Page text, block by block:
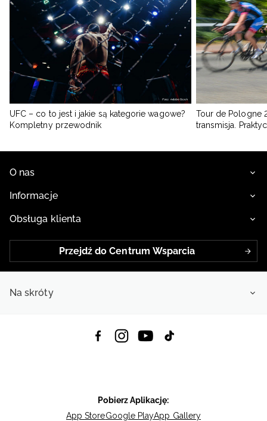
UFC – co to jest i jakie są kategorie wagowe?
Kompletny przewodnik
Tour de Pologne
transmisja.
O nas
Informacje
Obsługa klienta
Przejdź do Centrum Wsparcia
Na skróty
Pobierz Aplikację:
App StoreGoogle PlayApp Gallery